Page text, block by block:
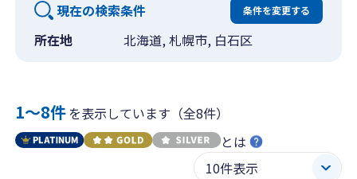
現在の検索条件 条件を変更する
所在地 北海道, 札幌市, 白石区
1〜8件を表示しています（全8件）
とは